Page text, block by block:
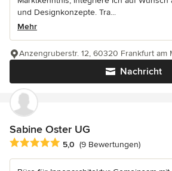
und Designkonzepte. Tra...
Mehr
Nachricht
Anzengruberstr. 12, 60320 Frankfurt am
Sabine Oster UG
Durchschnittliche Bewertung: 5 von 5
5,0 (9 Bewertungen)